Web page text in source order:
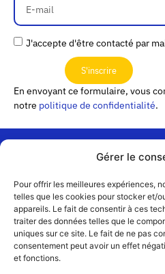
Gérer le
Pour offrir les meilleures expériences,
telles que les cookies pour stocker et/
appareils. Le fait de consentir à ces
traiter des données telles que le
uniques sur ce site. Le fait de ne pas
consentement peut avoir un effet
et fonctions.
J'accepte d'être contacté par
S'inscrire
En envoyant ce formulaire, vous
notre politique de confidentialité.
Contact
Équipe